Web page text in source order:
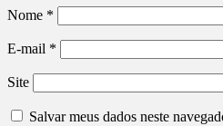
Nome *
E-mail *
Site
Salvar meus dados neste